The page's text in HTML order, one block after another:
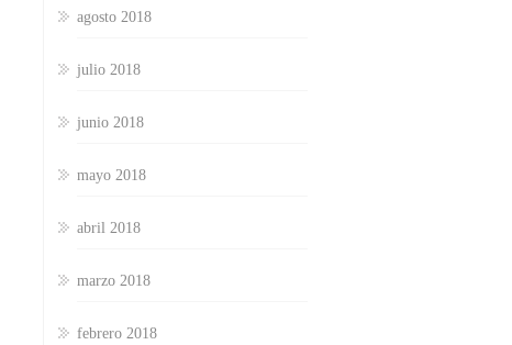
agosto 2018
julio 2018
junio 2018
mayo 2018
abril 2018
marzo 2018
febrero 2018